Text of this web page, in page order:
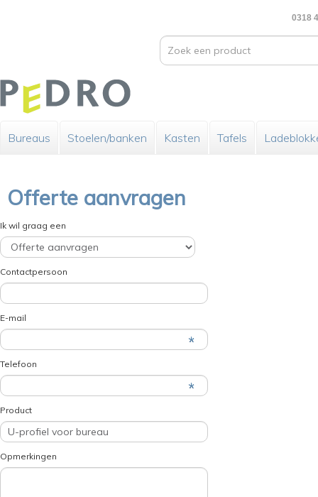
0318
Bureaus Stoelen/banken Kasten Tafels
Offerte aanvragen
Ik wil graag een
Contactpersoon
E-mail
Telefoon
Product
Opmerkingen